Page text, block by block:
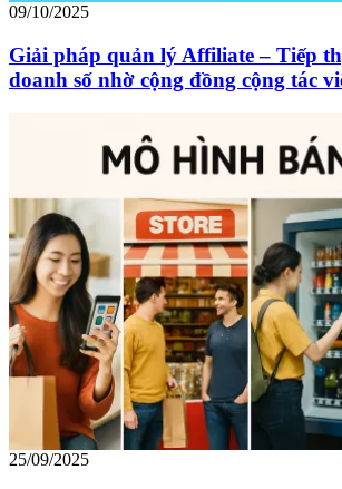
09/10/2025
Giải pháp quản lý Affiliate – Tiếp
doanh số nhờ cộng đồng cộng tác
25/09/2025